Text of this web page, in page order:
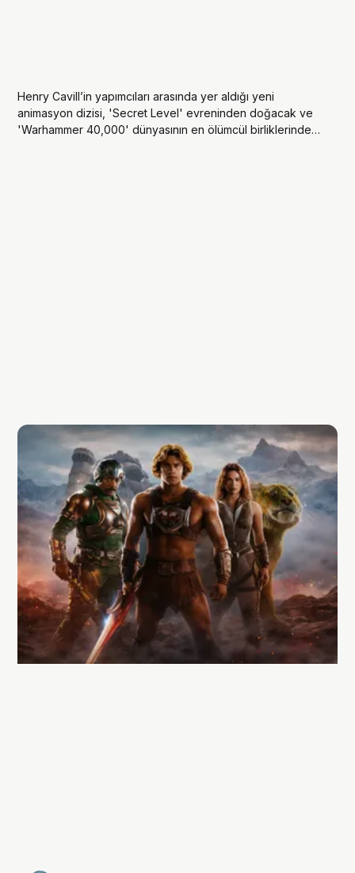
Henry Cavill’in yapımcıları arasında yer aldığı yeni
animasyon dizisi, 'Secret Level' evreninden doğacak ve
'Warhammer 40,000' dünyasının en ölümcül birliklerinden